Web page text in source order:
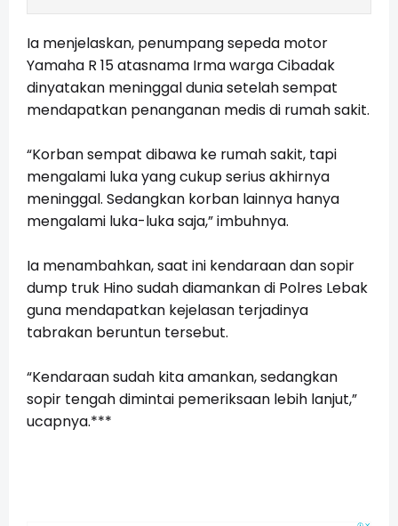
Ia menjelaskan, penumpang sepeda motor
Yamaha R 15 atasnama Irma warga Cibadak
dinyatakan meninggal dunia setelah sempat
mendapatkan penanganan medis di rumah sakit.
“Korban sempat dibawa ke rumah sakit, tapi
mengalami luka yang cukup serius akhirnya
meninggal. Sedangkan korban lainnya hanya
mengalami luka-luka saja,” imbuhnya.
Ia menambahkan, saat ini kendaraan dan sopir
dump truk Hino sudah diamankan di Polres Lebak
guna mendapatkan kejelasan terjadinya
tabrakan beruntun tersebut.
“Kendaraan sudah kita amankan, sedangkan
sopir tengah dimintai pemeriksaan lebih lanjut,”
ucapnya.***